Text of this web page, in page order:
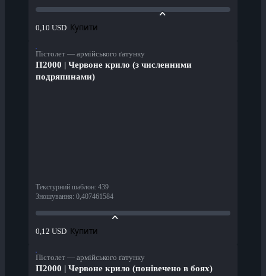
0,10 USD Купити
Пістолет — армійського ґатунку
П2000 | Червоне крило (з численними
подряпинами)
Текстурний шаблон: 439
Зношування: 0,407461584
0,12 USD Купити
Пістолет — армійського ґатунку
П2000 | Червоне крило (понівечено в боях)